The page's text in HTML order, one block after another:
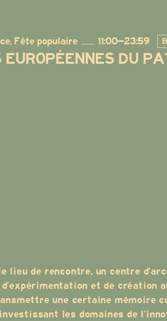
Fête populaire 11:00–23:59
EUROPÉENNES DU
lieu de rencontre, un centre
et de création
une certaine mémoire
les domaines de